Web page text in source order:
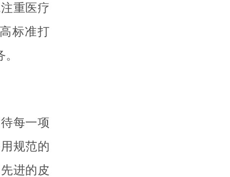
重医疗
标准打
每一项
规范的
进的皮